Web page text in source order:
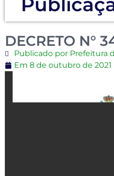
DECRETO N°
Publicado por Prefeitura
Em 8 de outubro de 2021